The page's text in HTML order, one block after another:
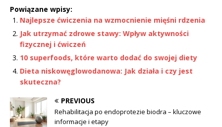
Powiązane wpisy:
Najlepsze ćwiczenia na wzmocnienie mięśni rdzenia
Jak utrzymać zdrowe stawy: Wpływ aktywności
fizycznej i ćwiczeń
10 superfoods, które warto dodać do swojej diety
Dieta niskowęglowodanowa: Jak działa i czy jest
skuteczna?
PREVIOUS
Rehabilitacja po endoprotezie biodra – kluczowe
informacje i etapy